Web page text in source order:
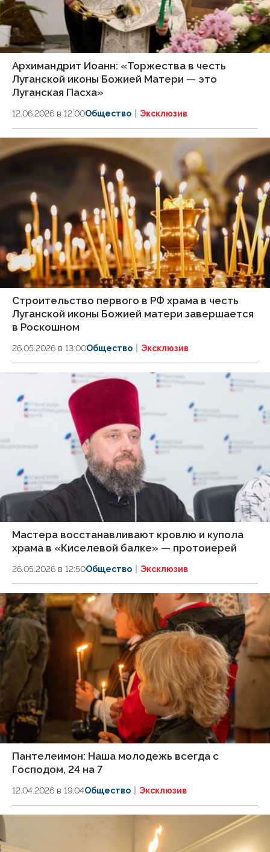
Архимандрит Иоанн: «Торжества в честь
Луганской иконы Божией Матери — это
Луганская Пасха»
12.06.2026 в 12:00Общество Эксклюзив
Строительство первого в РФ храма в честь
Луганской иконы Божией матери завершается
в Роскошном
26.05.2026 в 13:00Общество Эксклюзив
Мастера восстанавливают кровлю и купола
храма в «Киселевой балке» — протоиерей
26.05.2026 в 12:50Общество Эксклюзив
Пантелеимон: Наша молодежь всегда с
Господом, 24 на 7
12.04.2026 в 19:04Общество Эксклюзив